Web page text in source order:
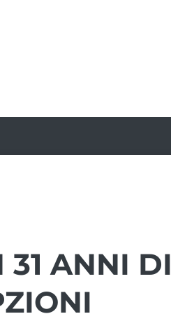
31 ANNI DI